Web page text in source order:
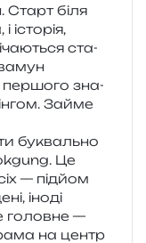
Старт біля
істо­рія,
ста­
пер­шо­го зна­
Займе
букваль­но
Це
— під­йом
іноді
голов­не —
на центр